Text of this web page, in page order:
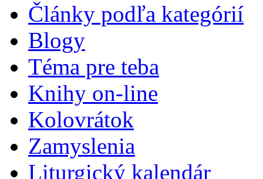
Články podľa kategórií
Blogy
Téma pre teba
Knihy on-line
Kolovrátok
Zamyslenia
Liturgický kalendár